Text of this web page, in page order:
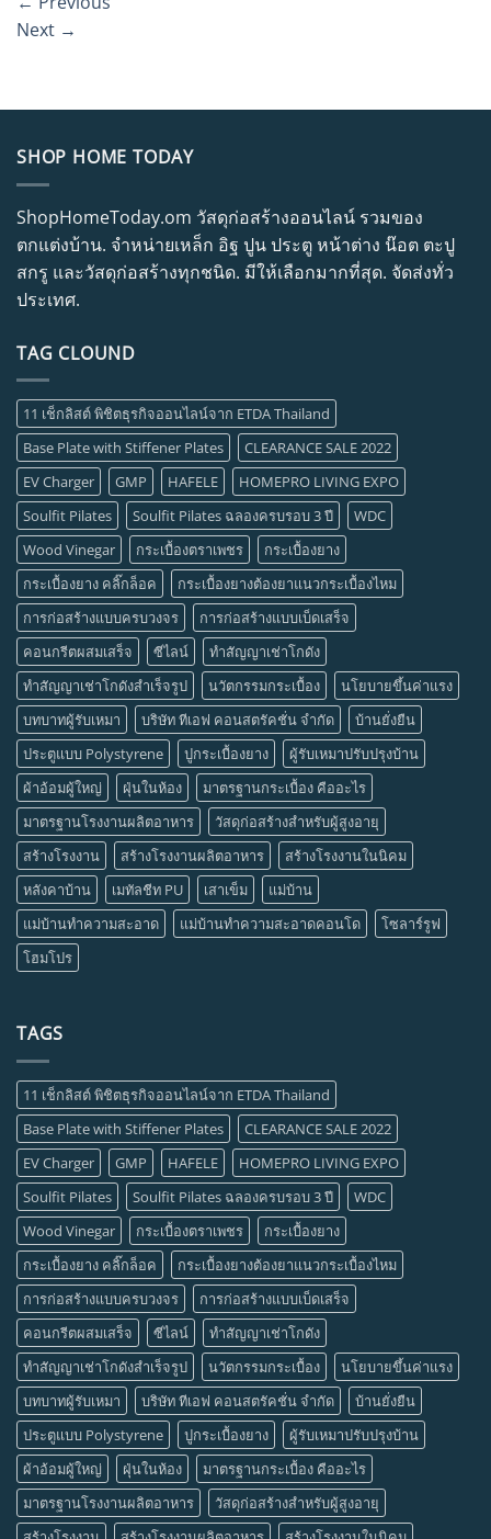
Next →
SHOP HOME TODAY
ShopHomeToday.om วัสดุก่อสร้างออนไลน์ รวมของ
ตกแต่งบ้าน. จำหน่ายเหล็ก อิฐ ปูน ประตู หน้าต่าง น๊อต ตะปู
สกรู และวัสดุก่อสร้างทุกชนิด. มีให้เลือกมากที่สุด. จัดส่งทั่ว
ประเทศ.
TAG CLOUND
11 เช็กลิสต์ พิชิตธุรกิจออนไลน์จาก ETDA Thailand
Base Plate with Stiffener Plates
CLEARANCE SALE 2022
EV Charger
GMP HAFELE
HOMEPRO LIVING EXPO
Soulfit Pilates
Soulfit Pilates ฉลองครบรอบ 3 ปี
WDC
Wood Vinegar
กระเบื้องตราเพชร
กระเบื้องยาง
กระเบื้องยาง คลิ๊กล็อค
กระเบื้องยางต้องยาแนวกระเบื้องไหม
การก่อสร้างแบบครบวงจร
การก่อสร้างแบบเบ็ดเสร็จ
คอนกรีตผสมเสร็จ
ซีไลน์
ทำสัญญาเช่าโกดัง
ทำสัญญาเช่าโกดังสำเร็จรูป
นวัตกรรมกระเบื้อง
นโยบายขึ้นค่าแรง
บทบาทผู้รับเหมา
บริษัท ทีเอฟ คอนสตรัคชั่น จำกัด
บ้านยั่งยืน
ประตูแบบ Polystyrene
ปูกระเบื้องยาง
ผู้รับเหมาปรับปรุงบ้าน
ผ้าอ้อมผู้ใหญ่
ฝุ่นในห้อง
มาตรฐานกระเบื้อง คืออะไร
มาตรฐานโรงงานผลิตอาหาร
วัสดุก่อสร้างสำหรับผู้สูงอายุ
สร้างโรงงาน
สร้างโรงงานผลิตอาหาร
สร้างโรงงานในนิคม
หลังคาบ้าน
เมทัลชีท PU เสาเข็ม
แม่บ้าน
แม่บ้านทำความสะอาด
แม่บ้านทำความสะอาดคอนโด
โซลาร์รูฟ
โฮมโปร
TAGS
11 เช็กลิสต์ พิชิตธุรกิจออนไลน์จาก ETDA Thailand
Base Plate with Stiffener Plates
CLEARANCE SALE 2022
EV Charger
GMP HAFELE
HOMEPRO LIVING EXPO
Soulfit Pilates
Soulfit Pilates ฉลองครบรอบ 3 ปี
WDC
Wood Vinegar
กระเบื้องตราเพชร
กระเบื้องยาง
กระเบื้องยาง คลิ๊กล็อค
กระเบื้องยางต้องยาแนวกระเบื้องไหม
การก่อสร้างแบบครบวงจร
การก่อสร้างแบบเบ็ดเสร็จ
คอนกรีตผสมเสร็จ
ซีไลน์
ทำสัญญาเช่าโกดัง
ทำสัญญาเช่าโกดังสำเร็จรูป
นวัตกรรมกระเบื้อง
นโยบายขึ้นค่าแรง
บทบาทผู้รับเหมา
บริษัท ทีเอฟ คอนสตรัคชั่น จำกัด
บ้านยั่งยืน
ประตูแบบ Polystyrene
ปูกระเบื้องยาง
ผู้รับเหมาปรับปรุงบ้าน
ผ้าอ้อมผู้ใหญ่
ฝุ่นในห้อง
มาตรฐานกระเบื้อง คืออะไร
มาตรฐานโรงงานผลิตอาหาร
วัสดุก่อสร้างสำหรับผู้สูงอายุ